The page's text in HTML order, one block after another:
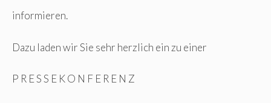
informieren.
Dazu laden wir Sie sehr herzlich ein zu einer
P R E S S E K O N F E R E N Z